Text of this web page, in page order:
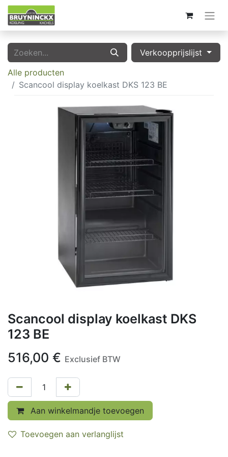
Verkoopprijslijst
Alle producten
Scancool display koelkast DKS 123 BE
Scancool display koelkast DKS
123 BE
516,00 € Exclusief BTW
Aan winkelmandje toevoegen
Toevoegen aan verlanglijst